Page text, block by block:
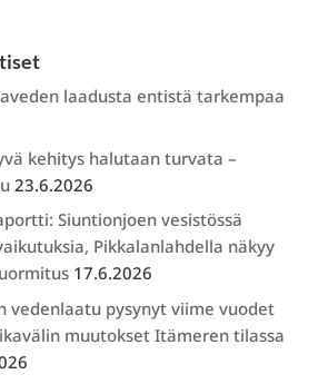
laadusta entistä tarkempaa
kehitys halutaan turvata –
23.6.2026
Siuntionjoen vesistössä
Pikkalanlahdella näkyy
17.6.2026
vedenlaatu pysynyt viime vuodet
muutokset Itämeren tilassa